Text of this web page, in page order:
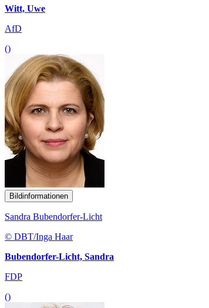
Witt, Uwe
AfD
()
Bildinformationen
Sandra Bubendorfer-Licht
© DBT/Inga Haar
Bubendorfer-Licht, Sandra
FDP
()